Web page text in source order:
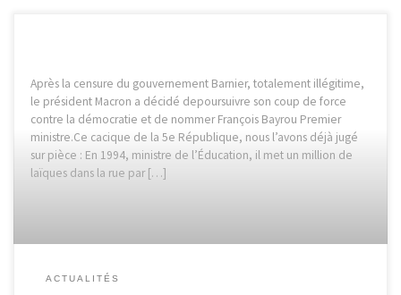
Après la censure du gouvernement Barnier, totalement illégitime,
le président Macron a décidé depoursuivre son coup de force
contre la démocratie et de nommer François Bayrou Premier
ministre.Ce cacique de la 5e République, nous l’avons déjà jugé
sur pièce : En 1994, ministre de l’Éducation, il met un million de
laïques dans la rue par […]
ACTUALITÉS